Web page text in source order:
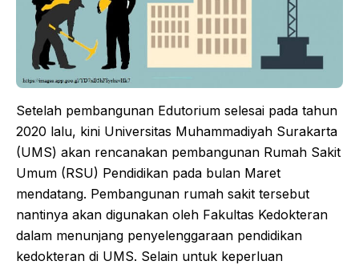
Setelah pembangunan Edutorium selesai pada tahun
2020 lalu, kini Universitas Muhammadiyah Surakarta
(UMS) akan rencanakan pembangunan Rumah Sakit
Umum (RSU) Pendidikan pada bulan Maret
mendatang. Pembangunan rumah sakit tersebut
nantinya akan digunakan oleh Fakultas Kedokteran
dalam menunjang penyelenggaraan pendidikan
kedokteran di UMS. Selain untuk keperluan